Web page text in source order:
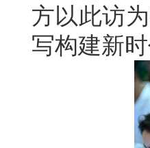
方以此访
写构建新